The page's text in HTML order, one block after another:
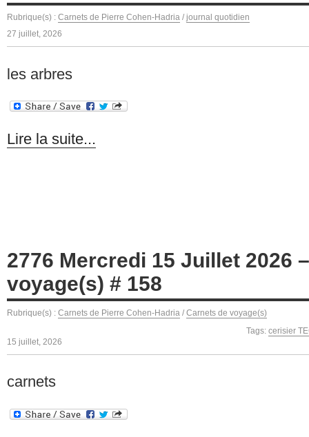
Rubrique(s) : Carnets de Pierre Cohen-Hadria / journal quotidien
27 juillet, 2026
les arbres
Lire la suite...
2776 Mercredi 15 Juillet 2026
voyage(s) # 158
Rubrique(s) : Carnets de Pierre Cohen-Hadria / Carnets de voyage(s)
Tags: cerisier
15 juillet, 2026
carnets